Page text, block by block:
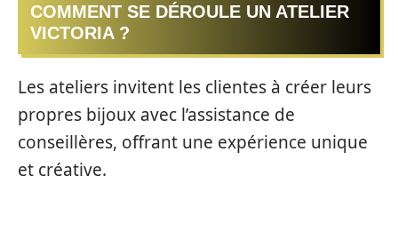
COMMENT SE DÉROULE UN ATELIER
VICTORIA ?
Les ateliers invitent les clientes à créer leurs
propres bijoux avec l’assistance de
conseillères, offrant une expérience unique
et créative.